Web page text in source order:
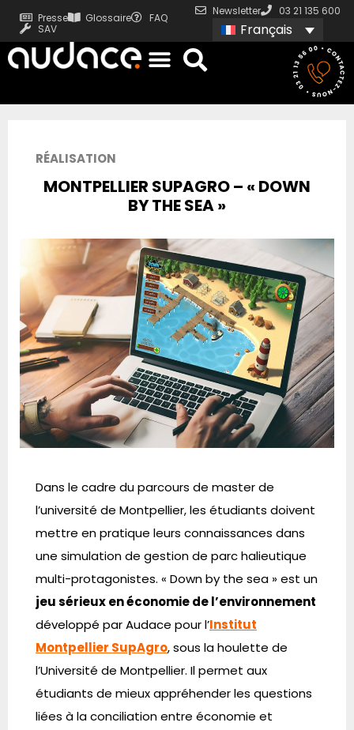
Presse Glossaire
FAQ
SAV
Newsletter 03 21 135 600
Français
RÉALISATION
MONTPELLIER SUPAGRO – « DOWN
BY THE SEA »
Dans le cadre du parcours de master de
l’université de Montpellier, les étudiants doivent
mettre en pratique leurs connaissances dans
une simulation de gestion de parc halieutique
multi-protagonistes. « Down by the sea » est un
jeu sérieux en économie de l’environnement
développé par Audace pour l’Institut
Montpellier SupAgro, sous la houlette de
l’Université de Montpellier. Il permet aux
étudiants de mieux appréhender les questions
liées à la conciliation entre économie et